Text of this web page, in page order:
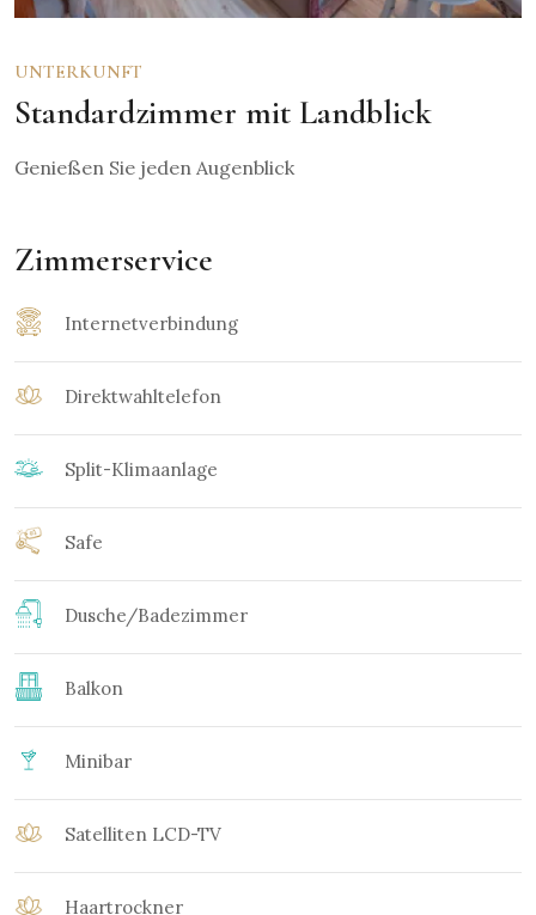
UNTERKUNFT
Standardzimmer mit Landblick
Genießen Sie jeden Augenblick
Zimmerservice
Internetverbindung
Direktwahltelefon
Split-Klimaanlage
Safe
Dusche/Badezimmer
Balkon
Minibar
Satelliten LCD-TV
Haartrockner